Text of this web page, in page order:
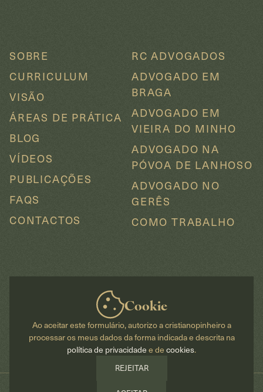
SOBRE
CURRICULUM
VISÃO
ÁREAS DE PRÁTICA
BLOG
VÍDEOS
PUBLICAÇÕES
FAQS
CONTACTOS
RC ADVOGADOS
ADVOGADO EM
BRAGA
ADVOGADO EM
VIEIRA DO MINHO
ADVOGADO NA
PÓVOA DE LANHOSO
ADVOGADO NO
GERÊS
COMO TRABALHO
TERMOS E CONDIÇÕES
POLÍTICA DE PRIVACIDADE
POLÍTICA DE COOKIES
Cookie
Ao aceitar este formulário, autorizo a cristianopinheiro a
processar os meus dados da forma indicada e descrita na
política de privacidade e de cookies.
REJEITAR